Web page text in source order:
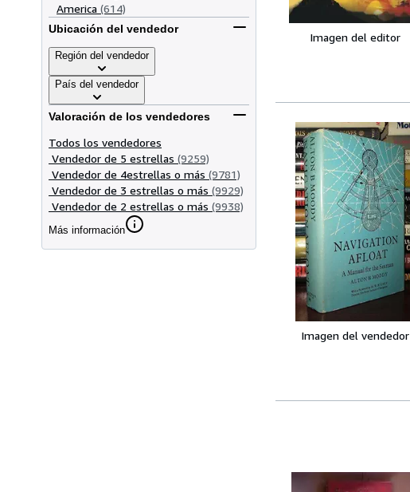
America (614)
Ubicación del vendedor
Región del vendedor
País del vendedor
Valoración de los vendedores
Todos los vendedores
Vendedor de 5 estrellas (9259)
Vendedor de 4estrellas o más (9781)
Vendedor de 3 estrellas o más (9929)
Vendedor de 2 estrellas o más (9938)
Más información
Imagen del editor
Imagen del vendedor